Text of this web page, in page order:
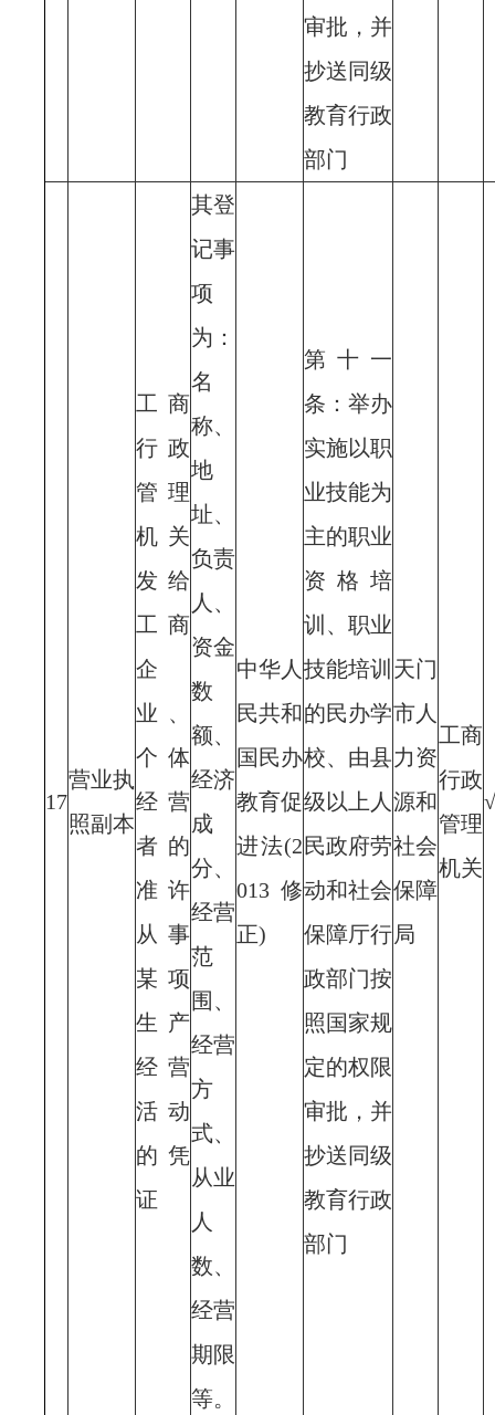
审批，并
抄送同级
教育行政
部门
17
营业执
照副本
工商
行政
管理
机关
发给
工商
企
业、
个体
经营
者的
准许
从事
某项
生产
经营
活动
的凭
证
其登
记事
项
为：
名
称、
地
址、
负责
人、
资金
数
额、
经济
成
分、
经营
范
围、
经营
方
式、
从业
人
数、
经营
期限
等。
中华人
民共和
国民办
教育促
进法(2
013修
正)
第十一
条：举办
实施以职
业技能为
主的职业
资格培
训、职业
技能培训
的民办学
校、由县
级以上人
民政府劳
动和社会
保障厅行
政部门按
照国家规
定的权限
审批，并
抄送同级
教育行政
部门
天门
市人
力资
源和
社会
保障
局
工商
行政
管理
机关
√